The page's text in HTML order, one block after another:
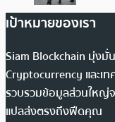
เป้าหมายของเรา
Siam Blockchain มุ่งมั่
Cryptocurrency และเ
รวบรวมข้อมูลส่วนใหญ่จ
แปลส่งตรงถึงฟีดคุณ